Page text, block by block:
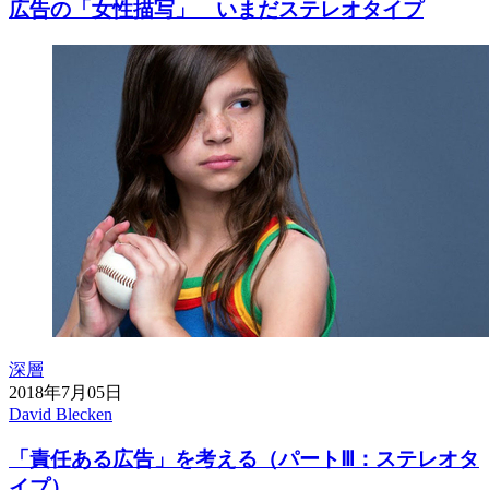
広告の「女性描写」 いまだステレオタイプ
深層
2018年7月05日
David Blecken
「責任ある広告」を考える（パートⅢ：ステレオタ